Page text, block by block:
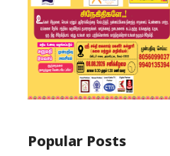
Popular Posts